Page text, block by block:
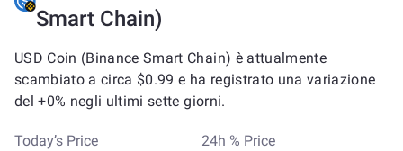
Smart Chain)
USD Coin (Binance Smart Chain) è attualmente
scambiato a circa $0.99 e ha registrato una variazione
del +0% negli ultimi sette giorni.
Today’s Price 24h % Price